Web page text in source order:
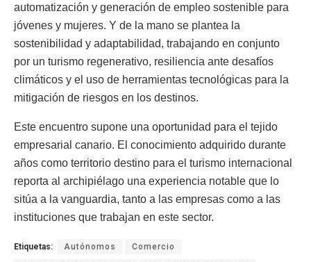
automatización y generación de empleo sostenible para
jóvenes y mujeres. Y de la mano se plantea la
sostenibilidad y adaptabilidad, trabajando en conjunto
por un turismo regenerativo, resiliencia ante desafíos
climáticos y el uso de herramientas tecnológicas para la
mitigación de riesgos en los destinos.
Este encuentro supone una oportunidad para el tejido
empresarial canario. El conocimiento adquirido durante
años como territorio destino para el turismo internacional
reporta al archipiélago una experiencia notable que lo
sitúa a la vanguardia, tanto a las empresas como a las
instituciones que trabajan en este sector.
Etiquetas: Autónomos Comercio